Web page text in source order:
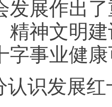
发展作出
精神文明
字事业健
认识发展